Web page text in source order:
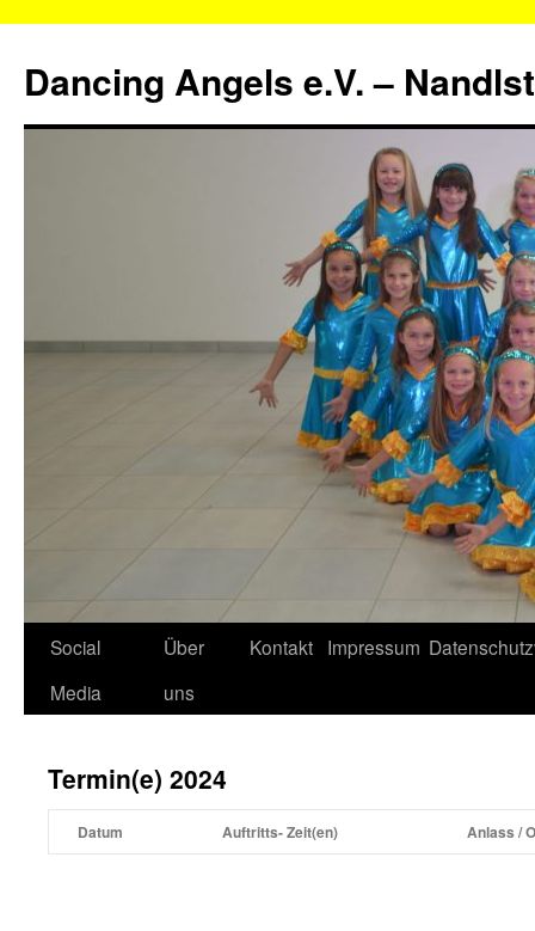
springen
Dancing Angels e.V. –
Social
Media
Über
uns
Kontakt Impressum
Termin(e) 2024
Datum Auftritts- Zeit(en) Anlass /